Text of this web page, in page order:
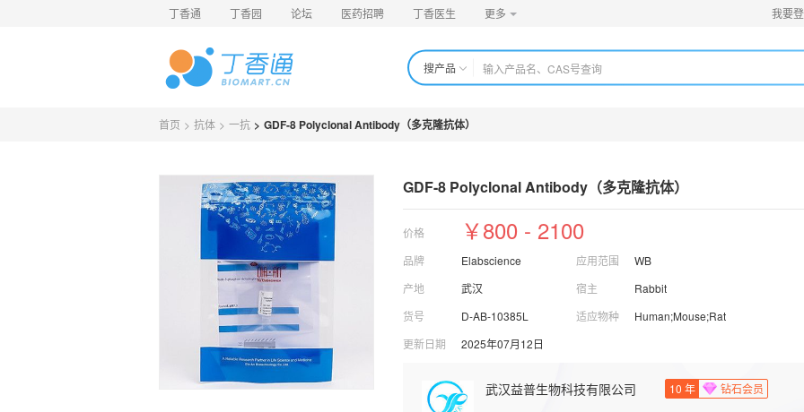
丁香通 丁香园 论坛 医药招聘 丁香医生 更多 我要
搜产品
首页 > 抗体 > 一抗 > GDF-8 Polyclonal Antibody（多克隆抗体）
GDF-8 Polyclonal Antibody（多克隆抗体）
价格 ￥800 - 2100
品牌
Elabscience
产地
武汉
货号
D-AB-10385L
更新日期
2025年07月12日
应用范围
WB
宿主
Rabbit
适应物种
Human;Mouse;Rat
武汉益普生物科技有限公司 10 年 钻石会员